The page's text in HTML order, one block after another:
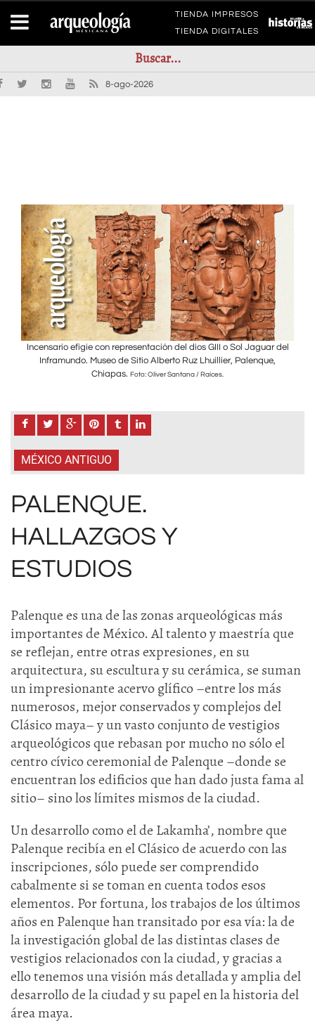
TIENDA IMPRESOS
TIENDA DIGITALES
8-ago-2026
Incensario efigie con representación del dios GIII o Sol Jaguar del
Inframundo. Museo de Sitio Alberto Ruz Lhuillier, Palenque,
Chiapas. Foto: Oliver Santana / Raíces.
MÉXICO ANTIGUO
PALENQUE.
HALLAZGOS Y
ESTUDIOS
Palenque es una de las zonas arqueológicas más
importantes de México. Al talento y maestría que
se reflejan, entre otras expresiones, en su
arquitectura, su escultura y su cerámica, se suman
un impresionante acervo glífico –entre los más
numerosos, mejor conservados y complejos del
Clásico maya– y un vasto conjunto de vestigios
arqueológicos que rebasan por mucho no sólo el
centro cívico ceremonial de Palenque –donde se
encuentran los edificios que han dado justa fama al
sitio– sino los límites mismos de la ciudad.
Un desarrollo como el de Lakamha’, nombre que
Palenque recibía en el Clásico de acuerdo con las
inscripciones, sólo puede ser comprendido
cabalmente si se toman en cuenta todos esos
elementos. Por fortuna, los trabajos de los últimos
años en Palenque han transitado por esa vía: la de
la investigación global de las distintas clases de
vestigios relacionados con la ciudad, y gracias a
ello tenemos una visión más detallada y amplia del
desarrollo de la ciudad y su papel en la historia del
área maya.